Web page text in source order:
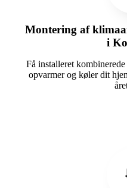
Montering af
i
Få installeret
opvarmer og køler dit